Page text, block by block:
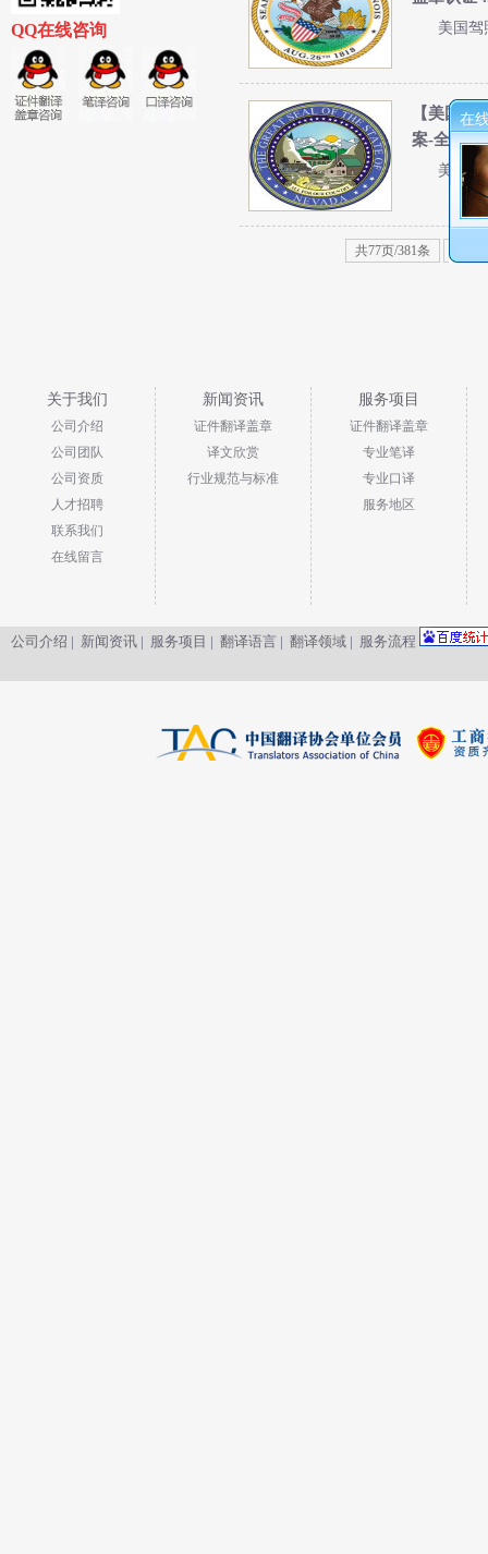
QQ在线咨询 美国
【美国
案-全国车
美国
共77页/381条
关于我们
公司介绍
公司团队
公司资质
人才招聘
联系我们
在线留言
新闻资讯
证件翻译盖章
译文欣赏
行业规范与标准
服务项目
证件翻译盖章
专业笔译
专业口译
服务地区
公司介绍 | 新闻资讯 | 服务项目 | 翻译语言 | 翻译领域 | 服务流程
在